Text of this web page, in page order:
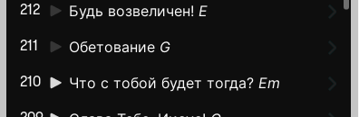
212 Будь возвеличен! E
211 Обетование G
210 Что с тобой будет тогда? Em